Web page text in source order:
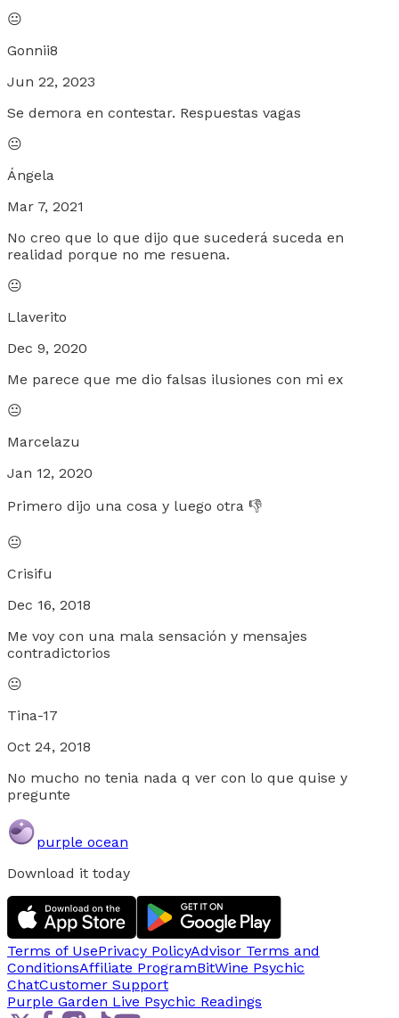
😐
Gonnii8
Jun 22, 2023
Se demora en contestar. Respuestas vagas
😐
Ángela
Mar 7, 2021
No creo que lo que dijo que sucederá suceda en
realidad porque no me resuena.
😐
Llaverito
Dec 9, 2020
Me parece que me dio falsas ilusiones con mi ex
😐
Marcelazu
Jan 12, 2020
Primero dijo una cosa y luego otra 👎
😐
Crisifu
Dec 16, 2018
Me voy con una mala sensación y mensajes
contradictorios
😐
Tina-17
Oct 24, 2018
No mucho no tenia nada q ver con lo que quise y
pregunte
purple ocean
Download it today
Terms of UsePrivacy PolicyAdvisor Terms and
ConditionsAffiliate ProgramBitWine Psychic
ChatCustomer Support
Purple Garden Live Psychic Readings